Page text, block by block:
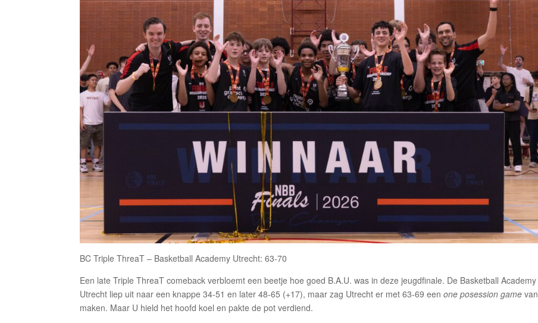
BC Triple ThreaT – Basketball Academy Utrecht: 63-70
Een late Triple ThreaT comeback verbloemt een beetje hoe goed B.A.U. was in deze jeugdfinale. De Basketball Academy
Utrecht liep uit naar een knappe 34-51 en later 48-65 (+17), maar zag Utrecht er met 63-69 eenone posession gamevan
maken. Maar U hield het hoofd koel en pakte de pot verdiend.